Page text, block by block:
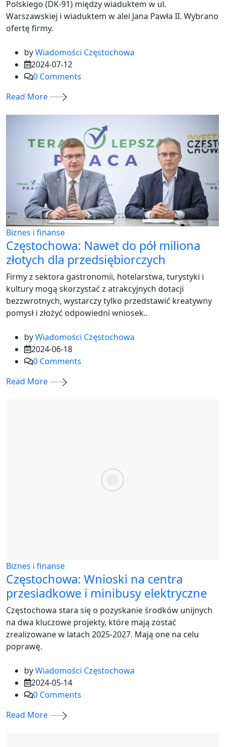
Polskiego (DK-91) między wiaduktem w ul.
Warszawskiej i wiaduktem w alei Jana Pawła II. Wybrano
ofertę firmy.
byWiadomości Częstochowa
2024-07-12
0 Comments
Read More
Biznes i finanse
Częstochowa: Nawet do pół miliona
złotych dla przedsiębiorczych
Firmy z sektora gastronomii, hotelarstwa, turystyki i
kultury mogą skorzystać z atrakcyjnych dotacji
bezzwrotnych, wystarczy tylko przedstawić kreatywny
pomysł i złożyć odpowiedni wniosek..
byWiadomości Częstochowa
2024-06-18
0 Comments
Read More
Biznes i finanse
Częstochowa: Wnioski na centra
przesiadkowe i minibusy elektryczne
Częstochowa stara się o pozyskanie środków unijnych
na dwa kluczowe projekty, które mają zostać
zrealizowane w latach 2025-2027. Mają one na celu
poprawę.
byWiadomości Częstochowa
2024-05-14
0 Comments
Read More